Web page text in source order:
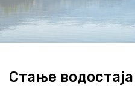
ВИС
Стање водостаја